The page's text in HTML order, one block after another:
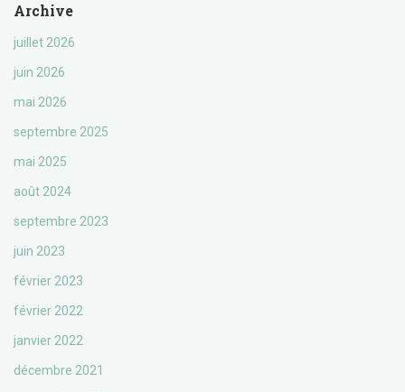
Archive
juillet 2026
juin 2026
mai 2026
septembre 2025
mai 2025
août 2024
septembre 2023
juin 2023
février 2023
février 2022
janvier 2022
décembre 2021